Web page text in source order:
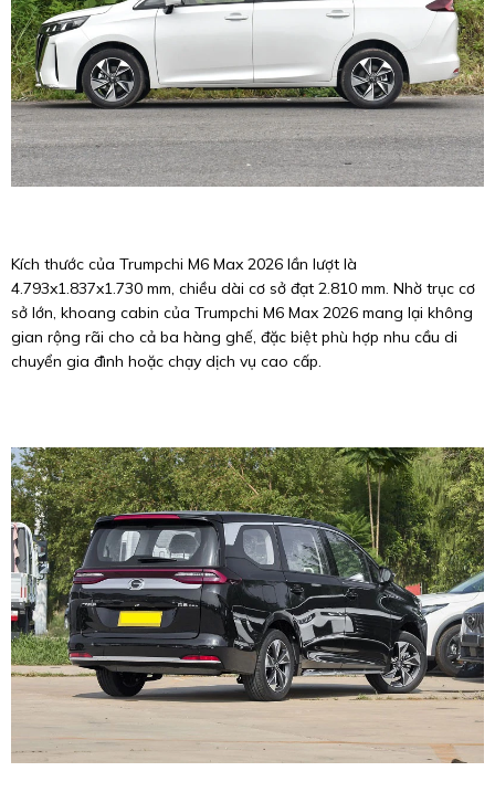
Kích thước của Trumpchi M6 Max 2026 lần lượt là
4.793x1.837x1.730 mm, chiều dài cơ sở đạt 2.810 mm. Nhờ trục cơ
sở lớn, khoang cabin của Trumpchi M6 Max 2026 mang lại không
gian rộng rãi cho cả ba hàng ghế, đặc biệt phù hợp nhu cầu di
chuyển gia đình hoặc chạy dịch vụ cao cấp.